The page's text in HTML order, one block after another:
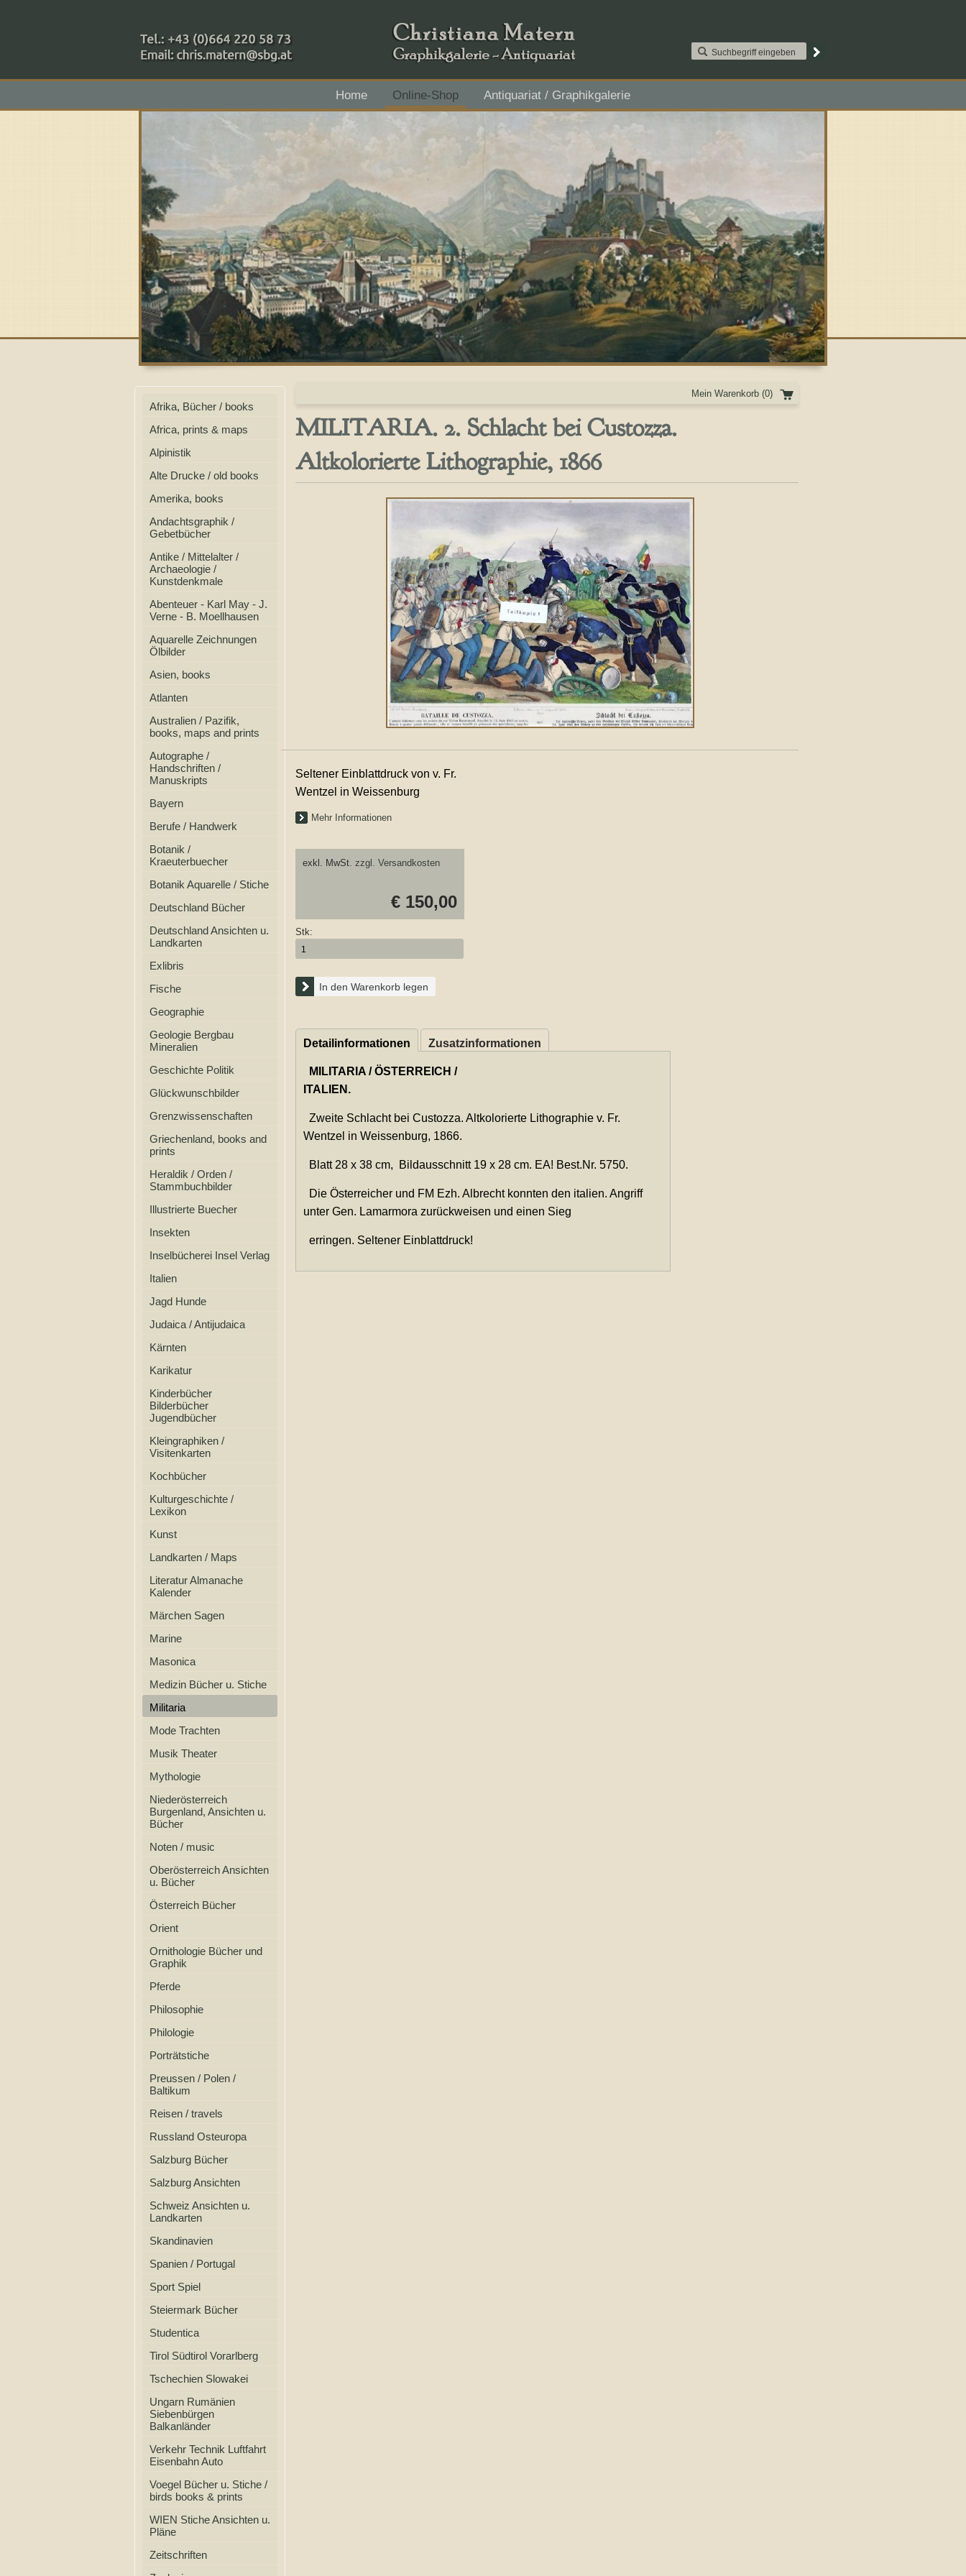
+43 (0)664 220 58 73
Home Online-Shop
Antiquariat / Graphikgalerie
Zahlungsmethoden: RAIBA - Flachgau Mitte - IBAN AT43 3501 5000 2611 3027, BIC RVSAAT2S015. Paypal
Afrika, Bücher / books
Africa, prints & maps
Alpinistik
Alte Drucke / old books
Amerika, books
Andachtsgraphik /
Gebetbücher
Antike / Mittelalter /
Archaeologie /
Kunstdenkmale
Abenteuer - Karl May - J.
Verne - B. Moellhausen
Aquarelle Zeichnungen
Ölbilder
Asien, books
Atlanten
Australien / Pazifik,
books, maps and prints
Autographe /
Handschriften /
Manuskripts
Bayern
Berufe / Handwerk
Botanik /
Kraeuterbuecher
Botanik Aquarelle / Stiche
Deutschland Bücher
Deutschland Ansichten u.
Landkarten
Exlibris
Fische
Geographie
Geologie Bergbau
Mineralien
Geschichte Politik
Glückwunschbilder
Grenzwissenschaften
Griechenland, books and
prints
Heraldik / Orden /
Stammbuchbilder
Illustrierte Buecher
Insekten
Inselbücherei Insel Verlag
Italien
Jagd Hunde
Judaica / Antijudaica
Kärnten
Karikatur
Kinderbücher
Bilderbücher
Jugendbücher
Kleingraphiken /
Visitenkarten
Kochbücher
Kulturgeschichte /
Lexikon
Kunst
Landkarten / Maps
Literatur Almanache
Kalender
Märchen Sagen
Marine
Masonica
Medizin Bücher u. Stiche
Militaria
Mode Trachten
Musik Theater
Mythologie
Niederösterreich
Burgenland, Ansichten u.
Bücher
Noten / music
Oberösterreich Ansichten
u. Bücher
Österreich Bücher
Orient
Ornithologie Bücher und
Graphik
Pferde
Philosophie
Philologie
Porträtstiche
Preussen / Polen /
Baltikum
Reisen / travels
Russland Osteuropa
Salzburg Bücher
Salzburg Ansichten
Schweiz Ansichten u.
Landkarten
Skandinavien
Spanien / Portugal
Sport Spiel
Steiermark Bücher
Studentica
Tirol Südtirol Vorarlberg
Tschechien Slowakei
Ungarn Rumänien
Siebenbürgen
Balkanländer
Verkehr Technik Luftfahrt
Eisenbahn Auto
Voegel Bücher u. Stiche /
birds books & prints
WIEN Stiche Ansichten u.
Pläne
Zeitschriften
Mein Warenkorb (0)
MILITARIA. 2. Schlacht bei Custozza.
Altkolorierte Lithographie, 1866
Seltener Einblattdruck von v. Fr.
Wentzel in Weissenburg
Mehr Informationen
exkl. MwSt. zzgl. Versandkosten
€ 150,00
Stk:
In den Warenkorb legen
Detailinformationen Zusatzinformationen
MILITARIA / ÖSTERREICH /
ITALIEN.
Zweite Schlacht bei Custozza. Altkolorierte Lithographie v. Fr.
Wentzel in Weissenburg, 1866.
Blatt 28 x 38 cm, Bildausschnitt 19 x 28 cm. EA! Best.Nr. 5750.
Die Österreicher und FM Ezh. Albrecht konnten den italien. Angriff
unter Gen. Lamarmora zurückweisen und einen Sieg
erringen. Seltener Einblattdruck!